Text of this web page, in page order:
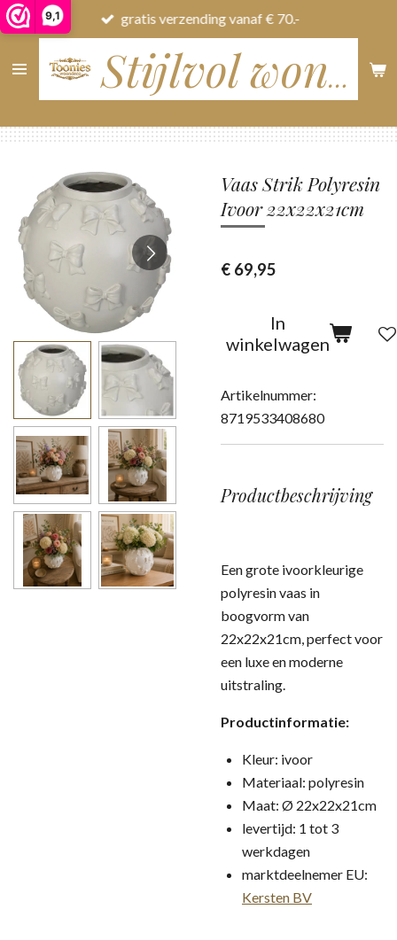
9,1
Ga
direct
naar
Stijlvol wonen
gratis verzending vanaf € 70.-
Vaas Strik Polyresin
Ivoor 22x22x21cm
€ 69,95
In
winkelwagen
Artikelnummer:
8719533408680
Productbeschrijving
Een grote ivoorkleurige
polyresin vaas in
boogvorm van
22x22x21cm, perfect voor
een luxe en moderne
uitstraling.
Productinformatie:
Kleur: ivoor
Materiaal: polyresin
Maat: Ø 22x22x21cm
levertijd: 1 tot 3
werkdagen
marktdeelnemer EU:
Kersten BV